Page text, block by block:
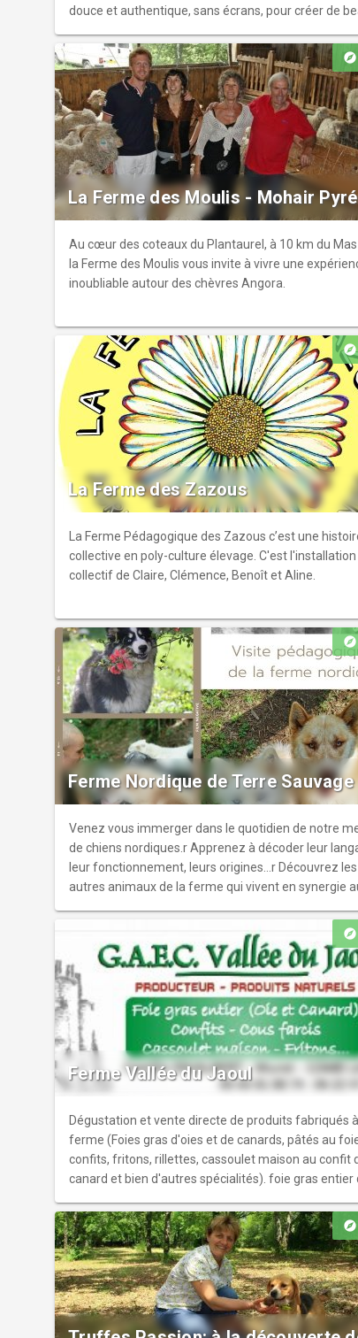
douce et authentique, sans écrans, pour créer de
explore
La Ferme des Moulis - Mohair
Au cœur des coteaux du Plantaurel, à 10 km du Mas
la Ferme des Moulis vous invite à vivre une
inoubliable autour des chèvres Angora.
explore
La Ferme des Zazous
La Ferme Pédagogique des Zazous c’est une
collective en poly-culture élevage. C'est l'installation
collectif de Claire, Clémence, Benoît et Aline.
explore
Ferme Nordique de Terre Sauvage
Venez vous immerger dans le quotidien de notre
de chiens nordiques.r Apprenez à décoder leur
leur fonctionnement, leurs origines…r Découvrez les
autres animaux de la ferme qui vivent en synergie
explore
Ferme Vallée du Jaoul
Dégustation et vente directe de produits fabriqués
ferme (Foies gras d'oies et de canards, pâtés au
confits, fritons, rillettes, cassoulet maison au confit
canard et bien d'autres spécialités). foie gras entier
et de l'atelier de transformation toute l'année sur
vous.
explore